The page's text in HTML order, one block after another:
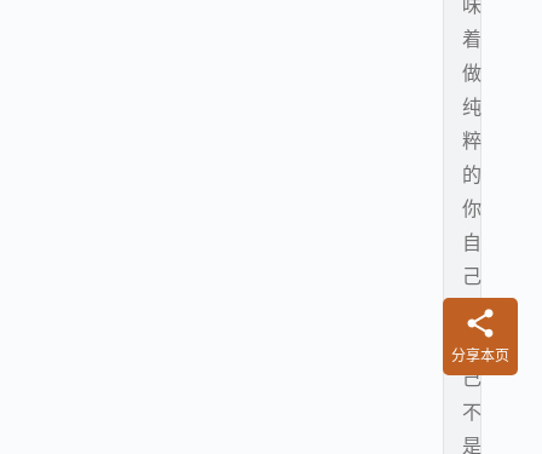
味
着
做
纯
粹
的
你
自
己
，
自
己
不
是
分享本页